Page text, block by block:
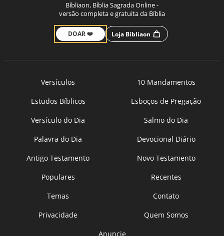
Bíbliaon, Bíblia Sagrada Online -
versão completa e gratuita da Bíblia
DOAR ❤️ Loja Bíbliaon
Versículos
10 Mandamentos
Estudos Bíblicos
Esboços de Pregação
Versículo do Dia
Salmo do Dia
Palavra do Dia
Devocional Diário
Antigo Testamento
Novo Testamento
Populares
Recentes
Temas
Contato
Privacidade
Quem Somos
Anuncie